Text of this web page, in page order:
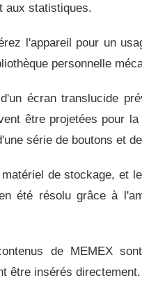
aux statistiques.
l'appareil pour un
personnelle
écran translucide
être projetées pour
série de boutons et
de stockage, et
été résolu grâce à
de MEMEX
être insérés directement.